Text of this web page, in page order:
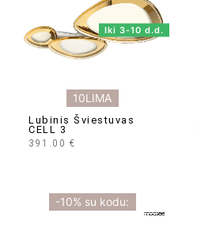
10LIMA
Iki 3-10 d.d.
Lubinis Šviestuvas
CELL 3
391.00 €
-10% su kodu: